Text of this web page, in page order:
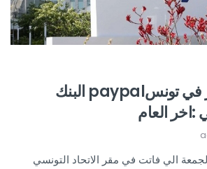
باش يكون متوفر في تونسpaypal البنك
:اخر العام
الي فاتت في مقر الاتحاد التونسي